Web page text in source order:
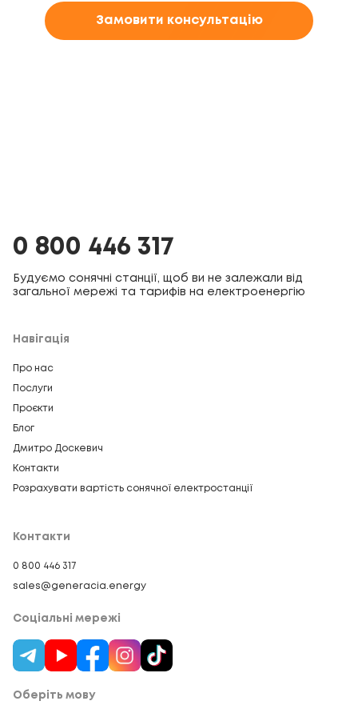
Замовити консультацію
0 800 446 317
Будуємо сонячні станції, щоб ви не залежали від
загальної мережі та тарифів на електроенергію
Навігація
Про нас
Послуги
Проєкти
Блог
Дмитро Доскевич
Контакти
Розрахувати вартість сонячної електростанції
Контакти
0 800 446 317
sales@generacia.energy
Соціальні мережі
Оберіть мову